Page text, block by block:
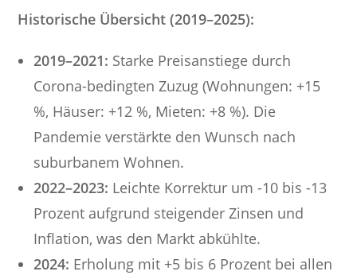
Historische Übersicht (2019–2025):
2019–2021: Starke Preisanstiege durch
Corona-bedingten Zuzug (Wohnungen: +15
%, Häuser: +12 %, Mieten: +8 %). Die
Pandemie verstärkte den Wunsch nach
suburbanem Wohnen.
2022–2023: Leichte Korrektur um -10 bis -13
Prozent aufgrund steigender Zinsen und
Inflation, was den Markt abkühlte.
2024: Erholung mit +5 bis 6 Prozent bei allen